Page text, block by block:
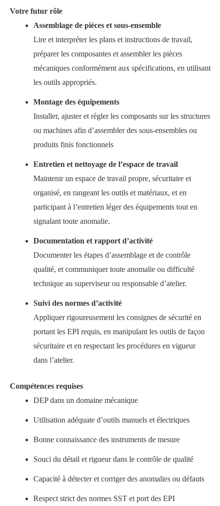
Votre futur rôle
Assemblage de pièces et sous-ensemble
Lire et interpréter les plans et instructions de travail,
préparer les composantes et assembler les pièces
mécaniques conformément aux spécifications, en utilisant
les outils appropriés.
Montage des équipements
Installer, ajuster et régler les composants sur les structures
ou machines afin d’assembler des sous-ensembles ou
produits finis fonctionnels
Entretien et nettoyage de l’espace de travail
Maintenir un espace de travail propre, sécuritaire et
organisé, en rangeant les outils et matériaux, et en
participant à l’entretien léger des équipements tout en
signalant toute anomalie.
Documentation et rapport d’activité
Documenter les étapes d’assemblage et de contrôle
qualité, et communiquer toute anomalie ou difficulté
technique au superviseur ou responsable d’atelier.
Suivi des normes d’activité
Appliquer rigoureusement les consignes de sécurité en
portant les EPI requis, en manipulant les outils de façon
sécuritaire et en respectant les procédures en vigueur
dans l’atelier.
Compétences requises
DEP dans un domaine mécanique
Utilisation adéquate d’outils manuels et électriques
Bonne connaissance des instruments de mesure
Souci du détail et rigueur dans le contrôle de qualité
Capacité à détecter et corriger des anomalies ou défauts
Respect strict des normes SST et port des EPI